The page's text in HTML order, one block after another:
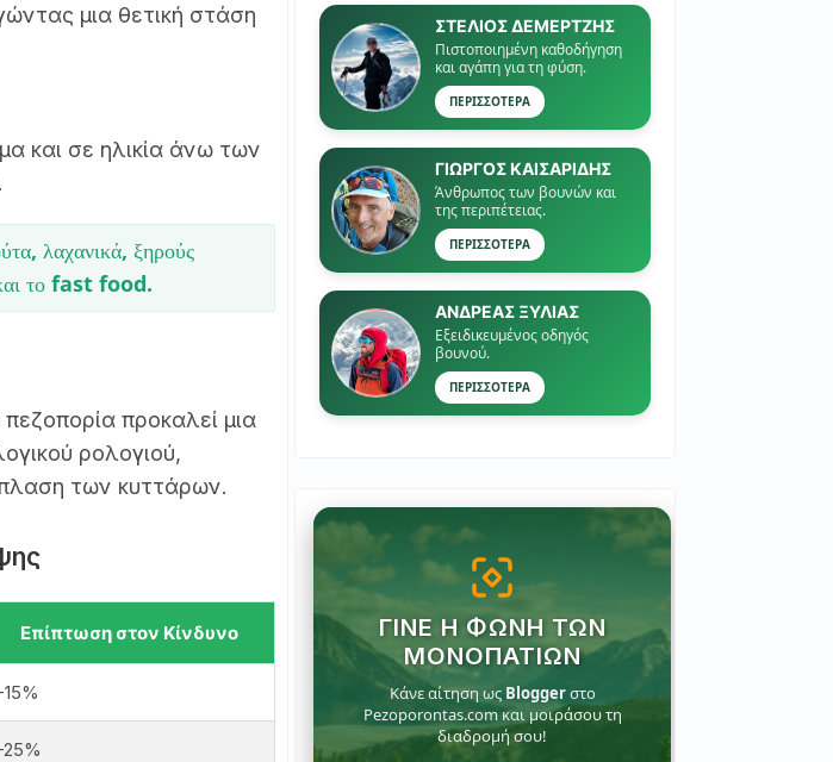
μια θετική στάση
και σε ηλικία άνω των
λαχανικά, ξηρούς
το fast food.
προκαλεί μια
ρολογιού,
των κυττάρων.
Επίπτωση στον Κίνδυνο
25%
ΣΤΕΛΙΟΣ ΔΕΜΕΡΤΖΗΣ
Πιστοποιημένη καθοδήγηση
και αγάπη για τη φύση.
ΠΕΡΙΣΣΟΤΕΡΑ
ΓΙΏΡΓΟΣ ΚΑΙΣΑΡΙΔΗΣ
Άνθρωπος των βουνών και
της περιπέτειας.
ΠΕΡΙΣΣΟΤΕΡΑ
ΑΝΔΡΕΑΣ ΞΥΛΙΑΣ
Εξειδικευμένος οδηγός
βουνού.
ΠΕΡΙΣΣΟΤΕΡΑ
ΓΊΝΕ Η ΦΩΝΉ ΤΩΝ
ΜΟΝΟΠΑΤΙΏΝ
Κάνε αίτηση ως Bloggerστο
Pezoporontas.com και μοιράσου τη
διαδρομή σου!